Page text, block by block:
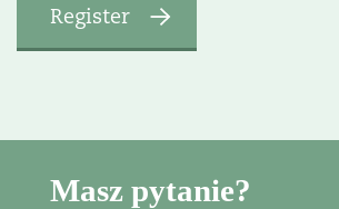
Masz pytanie?